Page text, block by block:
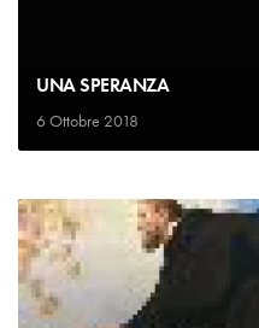
UNA SPERANZA
6 Ottobre 2018
1